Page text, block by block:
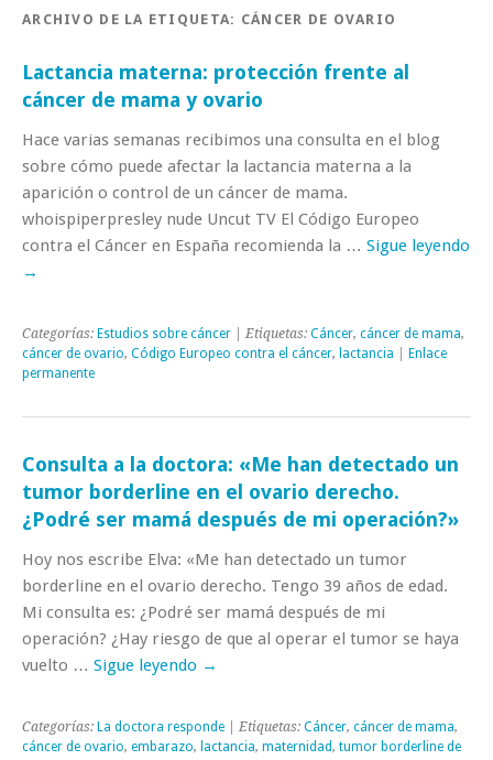
ARCHIVO DE LA ETIQUETA: CÁNCER DE OVARIO
Lactancia materna: protección frente al
cáncer de mama y ovario
Hace varias semanas recibimos una consulta en el blog
sobre cómo puede afectar la lactancia materna a la
aparición o control de un cáncer de mama.
whoispiperpresley nude Uncut TV El Código Europeo
contra el Cáncer en España recomienda la … Sigue leyendo
→
Categorías: Estudios sobre cáncer | Etiquetas: Cáncer, cáncer de mama,
cáncer de ovario, Código Europeo contra el cáncer, lactancia
Enlace
permanente
Consulta a la doctora: «Me han detectado un
tumor borderline en el ovario derecho.
¿Podré ser mamá después de mi operación?»
Hoy nos escribe Elva: «Me han detectado un tumor
borderline en el ovario derecho. Tengo 39 años de edad.
Mi consulta es: ¿Podré ser mamá después de mi
operación? ¿Hay riesgo de que al operar el tumor se haya
vuelto … Sigue leyendo →
Categorías: La doctora responde | Etiquetas: Cáncer, cáncer de mama,
cáncer de ovario, embarazo, lactancia, maternidad, tumor borderline de